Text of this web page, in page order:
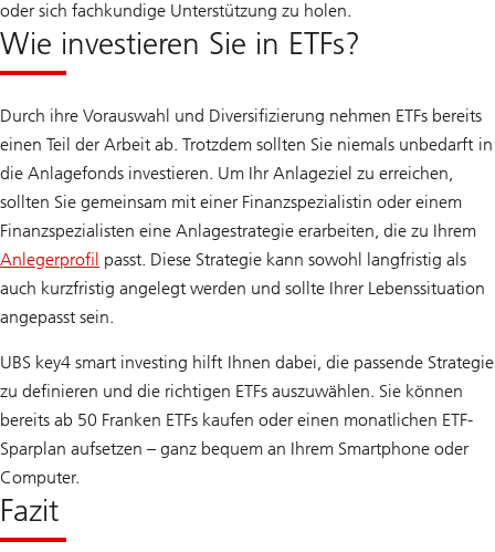
oder sich fachkundige Unterstützung zu holen.
Wie investieren Sie in ETFs?
Durch ihre Vorauswahl und Diversifizierung nehmen ETFs bereits
einen Teil der Arbeit ab. Trotzdem sollten Sie niemals unbedarft in
die Anlagefonds investieren. Um Ihr Anlageziel zu erreichen,
sollten Sie gemeinsam mit einer Finanzspezialistin oder einem
Finanzspezialisten eine Anlagestrategie erarbeiten, die zu Ihrem
Anlegerprofil passt. Diese Strategie kann sowohl langfristig als
auch kurzfristig angelegt werden und sollte Ihrer Lebenssituation
angepasst sein.
UBS key4 smart investing hilft Ihnen dabei, die passende Strategie
zu definieren und die richtigen ETFs auszuwählen. Sie können
bereits ab 50 Franken ETFs kaufen oder einen monatlichen ETF-
Sparplan aufsetzen – ganz bequem an Ihrem Smartphone oder
Computer.
Fazit